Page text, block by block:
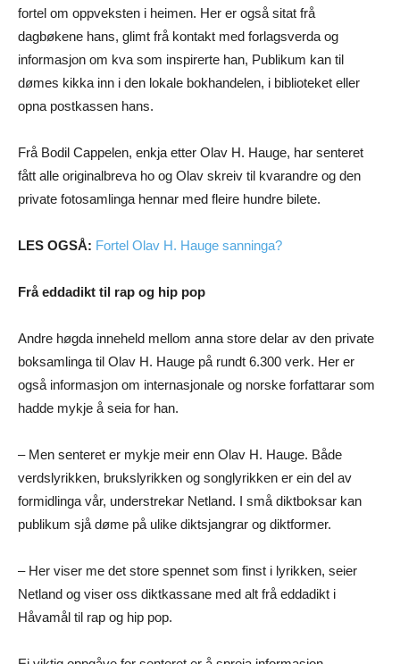
fortel om oppveksten i heimen. Her er også sitat frå
dagbøkene hans, glimt frå kontakt med forlagsverda og
informasjon om kva som inspirerte han, Publikum kan til
dømes kikka inn i den lokale bokhandelen, i biblioteket eller
opna postkassen hans.
Frå Bodil Cappelen, enkja etter Olav H. Hauge, har senteret
fått alle originalbreva ho og Olav skreiv til kvarandre og den
private fotosamlinga hennar med fleire hundre bilete.
LES OGSÅ: Fortel Olav H. Hauge sanninga?
Frå eddadikt til rap og hip pop
Andre høgda inneheld mellom anna store delar av den private
boksamlinga til Olav H. Hauge på rundt 6.300 verk. Her er
også informasjon om internasjonale og norske forfattarar som
hadde mykje å seia for han.
– Men senteret er mykje meir enn Olav H. Hauge. Både
verdslyrikken, brukslyrikken og songlyrikken er ein del av
formidlinga vår, understrekar Netland. I små diktboksar kan
publikum sjå døme på ulike diktsjangrar og diktformer.
– Her viser me det store spennet som finst i lyrikken, seier
Netland og viser oss diktkassane med alt frå eddadikt i
Håvamål til rap og hip pop.